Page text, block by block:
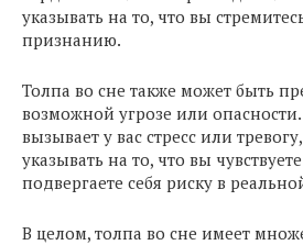
указывать на то, что вы
признанию.
Толпа во сне также может быть
возможной угрозе или
вызывает у вас стресс или
указывать на то, что вы
подвергаете себя риску в
В целом, толпа во сне имеет